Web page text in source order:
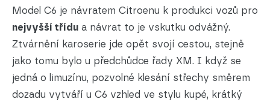
Model C6 je návratem Citroenu k produkci vozů pro
nejvyšší třídu a návrat to je vskutku odvážný.
Ztvárnění karoserie jde opět svojí cestou, stejně
jako tomu bylo u předchůdce řady XM. I když se
jedná o limuzínu, pozvolné klesání střechy směrem
dozadu vytváří u C6 vzhled ve stylu kupé, krátký